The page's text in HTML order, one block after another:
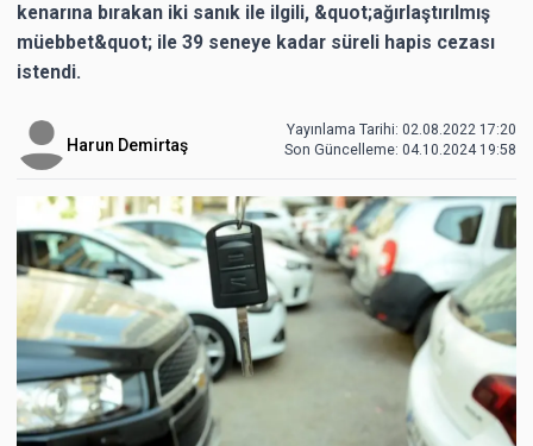
kenarına bırakan iki sanık ile ilgili, &quot;ağırlaştırılmış
müebbet&quot; ile 39 seneye kadar süreli hapis cezası
istendi.
Harun Demirtaş
Yayınlama Tarihi: 02.08.2022 17:20
Son Güncelleme: 04.10.2024 19:58